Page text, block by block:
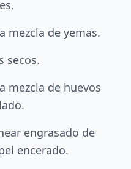
mezcla de yemas.
secos.
mezcla de huevos
engrasado de
encerado.